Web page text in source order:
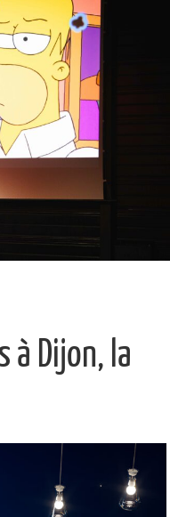
à Dijon, la